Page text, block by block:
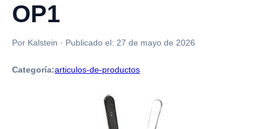
OP1
Por Kalstein · Publicado el: 27 de mayo de 2026
Categoría:articulos-de-productos